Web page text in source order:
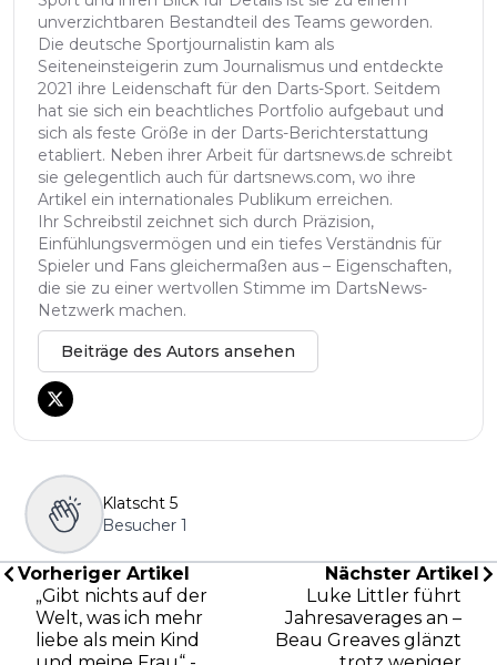
unverzichtbaren Bestandteil des Teams geworden.
Die deutsche Sportjournalistin kam als
Seiteneinsteigerin zum Journalismus und entdeckte
2021 ihre Leidenschaft für den Darts-Sport. Seitdem
hat sie sich ein beachtliches Portfolio aufgebaut und
sich als feste Größe in der Darts-Berichterstattung
etabliert. Neben ihrer Arbeit für dartsnews.de schreibt
sie gelegentlich auch für dartsnews.com, wo ihre
Artikel ein internationales Publikum erreichen.
Ihr Schreibstil zeichnet sich durch Präzision,
Einfühlungsvermögen und ein tiefes Verständnis für
Spieler und Fans gleichermaßen aus – Eigenschaften,
die sie zu einer wertvollen Stimme im DartsNews-
Netzwerk machen.
Beiträge des Autors ansehen
Klatscht 5
Besucher 1
Vorheriger Artikel
„Gibt nichts auf der
Welt, was ich mehr
liebe als mein Kind
Nächster Artikel
Luke Littler führt
Jahresaverages an –
Beau Greaves glänzt